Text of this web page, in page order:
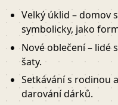
Velký úklid – domov
symbolicky, jako
Nové oblečení – lidé
šaty.
Setkávání s rodinou
darování dárků.